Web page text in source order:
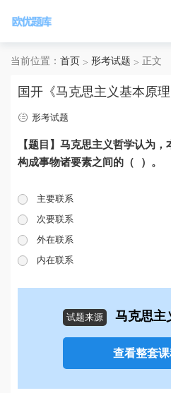
当前位置： 首页 形考试题 正文
国开《马克思主义基本原
形考试题
【题目】马克思主义哲学认为
构成事物诸要素之间的（ ）。
主要联系
次要联系
外在联系
内在联系
试题来源 马克思主
查看整套